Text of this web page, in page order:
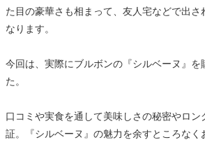
た目の豪華さも相まって、友人宅などで出さ
なります。
今回は、実際にブルボンの『シルベーヌ』を
た。
口コミや実食を通して美味しさの秘密やロン
証。『シルベーヌ』の魅力を余すところなく